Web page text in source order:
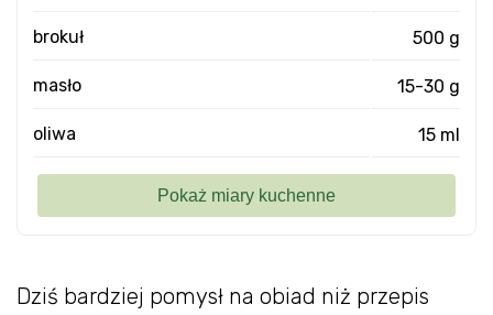
Dziś bardziej pomysł na obiad niż przepis
brokuł 500 g
masło 15-30 g
oliwa 15 ml